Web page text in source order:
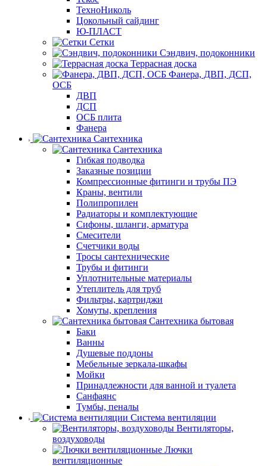
ТехноНиколь
Цокольный сайдинг
Ю-ПЛАСТ
Сетки
Сэндвич, подоконники
Террасная доска
Фанера, ДВП, ДСП,
ОСБ
ДВП
ДСП
ОСБ плита
Фанера
Сантехника
Сантехника
Гибкая подводка
Заказные позиции
Компрессионные фитинги и трубы ПЭ
Краны, вентили
Полипропилен
Радиаторы и комплектующие
Сифоны, шланги, арматура
Смесители
Счетчики воды
Тросы сантехнические
Трубы и фитинги
Уплотнительные материалы
Утеплитель для труб
Фильтры, картриджи
Хомуты, крепления
Сантехника бытовая
Баки
Ванны
Душевые поддоны
Мебельные зеркала-шкафы
Мойки
Принадлежности для ванной и туалета
Санфаянс
Тумбы, пеналы
Система вентиляции
Вентиляторы,
воздуховоды
Лючки
вентиляционные